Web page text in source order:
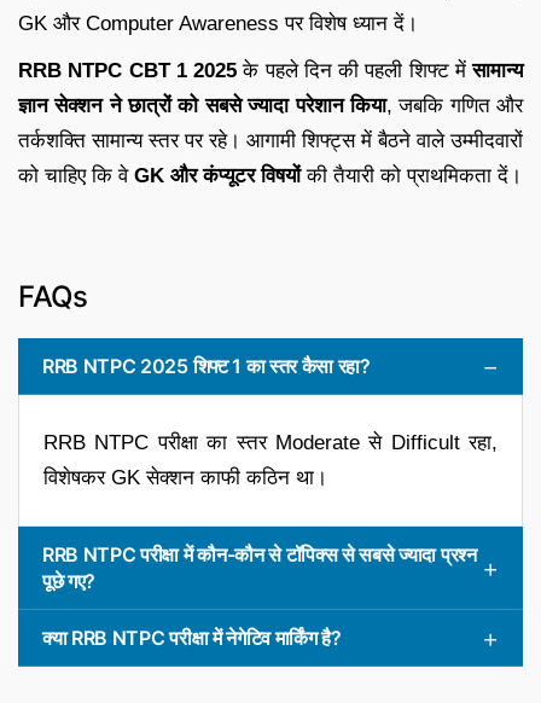
GK और Computer Awareness पर विशेष ध्यान दें।
RRB NTPC CBT 1 2025 के पहले दिन की पहली शिफ्ट मेंसामान्य
ज्ञान सेक्शन ने छात्रों को सबसे ज्यादा परेशान किया, जबकि गणित और
तर्कशक्ति सामान्य स्तर पर रहे। आगामी शिफ्ट्स में बैठने वाले उम्मीदवारों
को चाहिए कि वे GK और कंप्यूटर विषयोंकी तैयारी को प्राथमिकता दें।
FAQs
RRB NTPC 2025 शिफ्ट 1 का स्तर कैसा रहा?
RRB NTPC परीक्षा का स्तर Moderate से Difficult रहा,
विशेषकर GK सेक्शन काफी कठिन था।
RRB NTPC परीक्षा में कौन-कौन से टॉपिक्स से सबसे ज्यादा प्रश्न
पूछे गए?
क्या RRB NTPC परीक्षा में नेगेटिव मार्किंग है?